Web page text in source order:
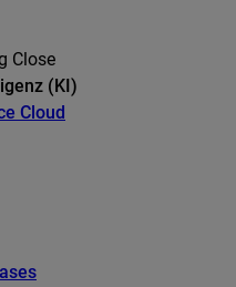
Close
(KI)
Cloud